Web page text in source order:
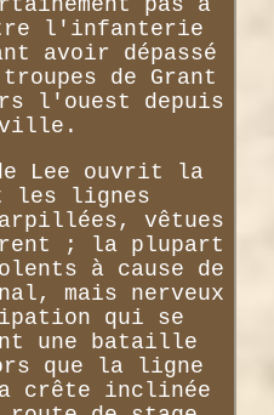
l'infanterie
avoir dépassé
de Grant
l'ouest depuis
Lee ouvrit la
les lignes
vêtues
; la plupart
à cause de
mais nerveux
qui se
une bataille
que la ligne
crête inclinée